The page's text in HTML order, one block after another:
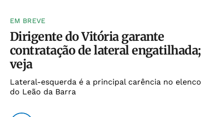
EM BREVE
Dirigente do Vitória garante
contratação de lateral engatilhada;
veja
Lateral-esquerda é a principal carência no elenco
do Leão da Barra